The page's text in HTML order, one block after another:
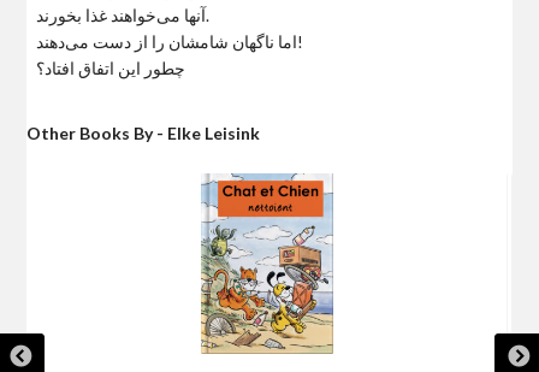
آنها می‌خواهند غذا بخورند.
اما ناگهان شامشان را از دست می‌دهند!
چطور این اتفاق افتاد؟
Other Books By - Elke Leisink